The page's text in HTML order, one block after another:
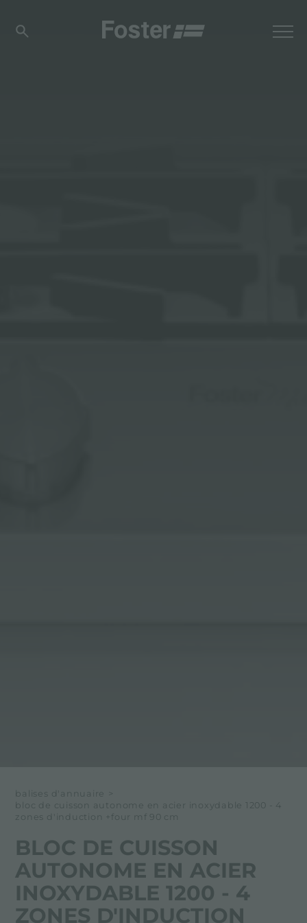
balises d'annuaire
>
bloc de cuisson autonome en acier inoxydable 1200 - 4
zones d'induction +four mf 90 cm
BLOC DE CUISSON
AUTONOME EN ACIER
INOXYDABLE 1200 - 4
ZONES D'INDUCTION